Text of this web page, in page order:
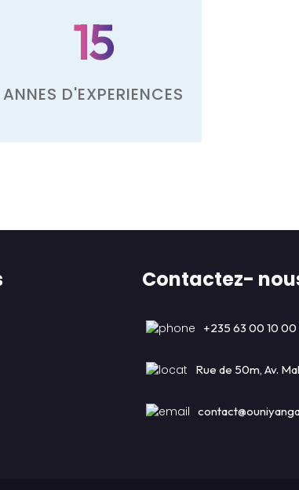
15
ANNES D'EXPERIENCES
Contactez-
+235 63 00 10 00
Rue de 50m, Av.